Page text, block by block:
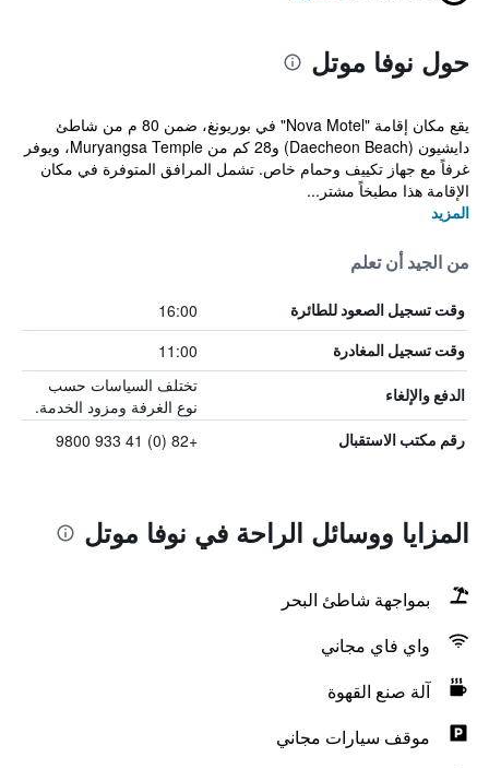
حول نوفا موتل
يقع مكان إقامة "Nova Motel" في بوريونغ، ضمن 80 م من شاطئ
دايشيون (Daecheon Beach) و28 كم من Muryangsa Temple، ويوفر
غرفاً مع جهاز تكييف وحمام خاص. تشمل المرافق المتوفرة في مكان
الإقامة هذا مطبخاً مشتر...
المزيد
من الجيد أن تعلم
وقت تسجيل الصعود للطائرة 16:00
وقت تسجيل المغادرة 11:00
الدفع والإلغاء
تختلف السياسات حسب
نوع الغرفة ومزود الخدمة.
رقم مكتب الاستقبال +82 (0) 41 933 9800
المزايا ووسائل الراحة في نوفا موتل
بمواجهة شاطئ البحر
واي فاي مجاني
آلة صنع القهوة
موقف سيارات مجاني